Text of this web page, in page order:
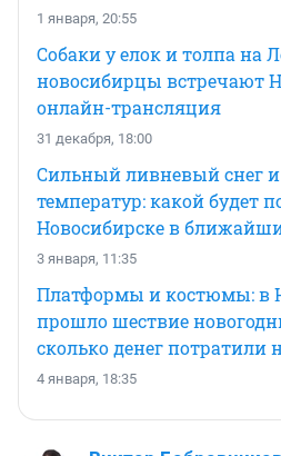
1 января, 20:55
Собаки у елок и толпа на
новосибирцы встречают
онлайн-трансляция
31 декабря, 18:00
Сильный ливневый снег
температур: какой будет
Новосибирске в
3 января, 11:35
Платформы и костюмы: в
прошло шествие
сколько денег потратили
4 января, 18:35